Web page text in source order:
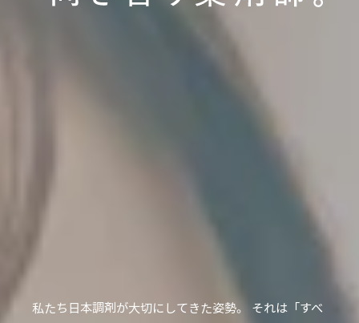
私たち日本調剤が大切にしてきた姿勢。
それは「すべ